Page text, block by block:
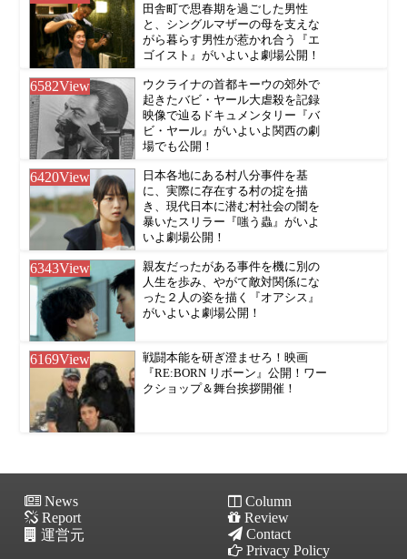
田舎町で思春期を過ごした男性
と、シングルマザーの母を支えな
がら暮らす男性が惹かれ合う『エ
ゴイスト』がいよいよ劇場公開！
6582View
ウクライナの首都キーウの郊外で
起きたバビ・ヤール大虐殺を記録
映像で辿るドキュメンタリー『バ
ビ・ヤール』がいよいよ関西の劇
場でも公開！
6420View
日本各地にある村八分事件を基
に、実際に存在する村の掟を描
き、現代日本に潜む村社会の闇を
暴いたスリラー『嗤う蟲』がいよ
いよ劇場公開！
6343View
親友だったがある事件を機に別の
人生を歩み、やがて敵対関係にな
った２人の姿を描く『オアシス』
がいよいよ劇場公開！
6169View
戦闘本能を研ぎ澄ませろ！映画
『RE:BORN リボーン』公開！ワー
クショップ＆舞台挨拶開催！
News
Column
Report
Review
運営元
Contact
Privacy Policy